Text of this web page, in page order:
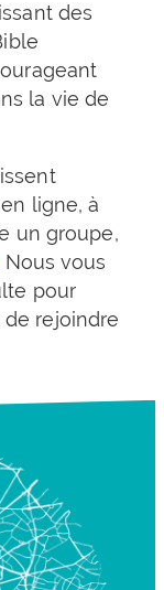
des
la vie de
ligne, à
un groupe,
Nous vous
pour
rejoindre